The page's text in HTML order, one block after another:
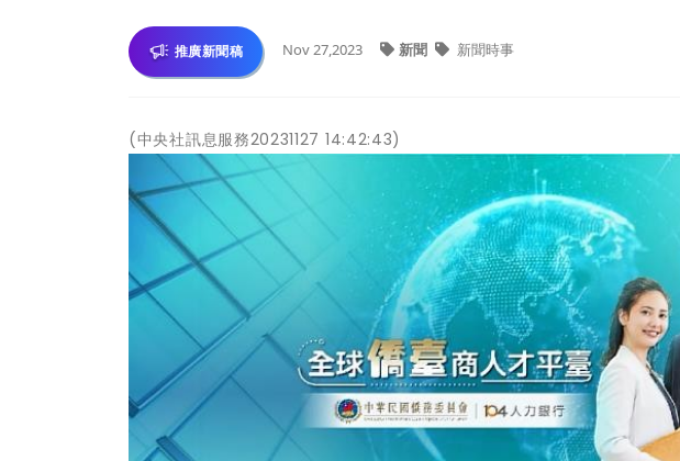
推廣新聞稿 Nov 27,2023 新聞 新聞時事
(中央社訊息服務20231127 14:42:43)